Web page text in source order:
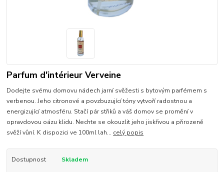
Parfum d'intérieur Verveine
Dodejte svému domovu nádech jarní svěžesti s bytovým parfémem s
verbenou. Jeho citronové a povzbuzující tóny vytvoří radostnou a
energizující atmosféru. Stačí pár střiků a váš domov se promění v
opravdovou oázu klidu. Nechte se okouzlit jeho jiskřivou a přirozeně
svěží vůní. K dispozici ve 100ml lah... celý popis
Dostupnost Skladem